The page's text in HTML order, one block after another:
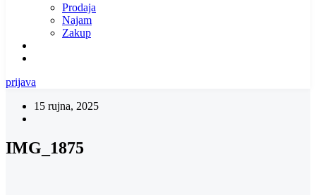
Prodaja
Najam
Zakup
prijava
15 rujna, 2025
IMG_1875